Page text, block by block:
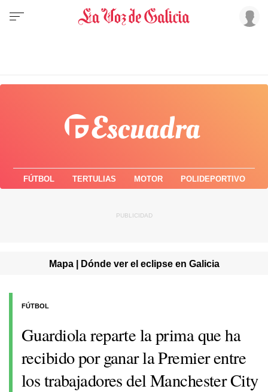
FÚTBOL TERTULIAS MOTOR POLIDEPORTIVO
Mapa | Dónde ver el eclipse en Galicia
Guardiola reparte la prima que ha
recibido por ganar la Premier entre
los trabajadores del Manchester City
FÚTBOL